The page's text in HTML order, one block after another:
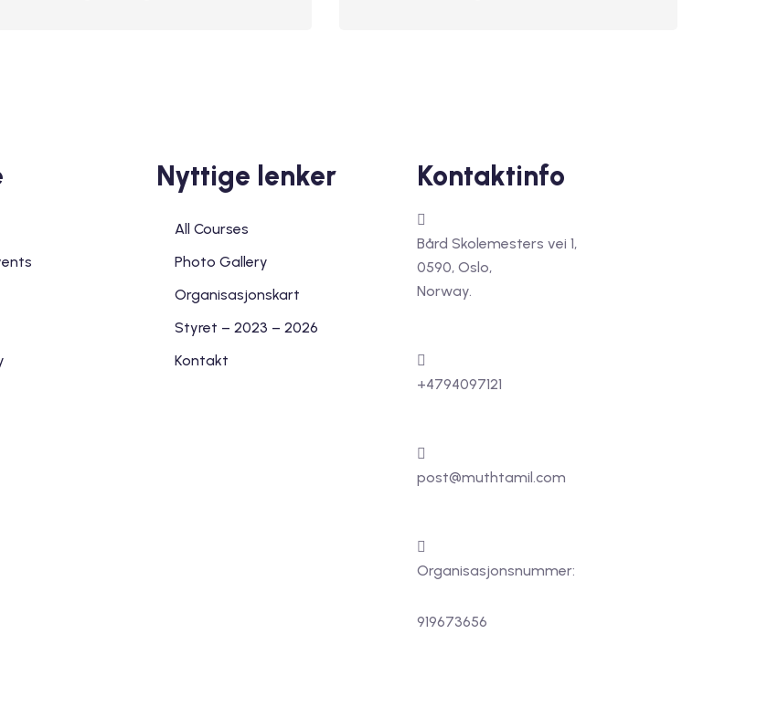
Nyttige lenker
All Courses
Photo Gallery
Organisasjonskart
Styret – 2023 – 2026
Kontakt
Kontaktinfo
Bård Skolemesters vei 1,
0590, Oslo,
Norway.
+4794097121
post@muthtamil.com
Organisasjonsnummer:
919673656